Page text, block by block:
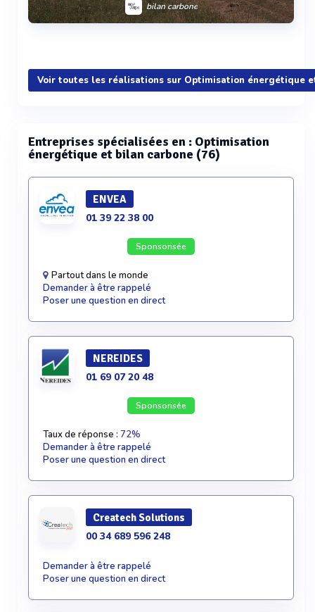
bilan carbone
Voir plus
Voir toutes les réalisations sur Optimisation énergétique
Entreprises spécialisées en : Optimisation
énergétique et bilan carbone (76)
ENVEA
01 39 22 38 00
Sponsorisée
Partout dans le monde
Demander à être rappelé
Poser une question en direct
NEREIDES
01 69 07 20 48
Sponsorisée
Taux de réponse : 72%
Demander à être rappelé
Poser une question en direct
Createch Solutions
00 34 689 596 248
Demander à être rappelé
Poser une question en direct